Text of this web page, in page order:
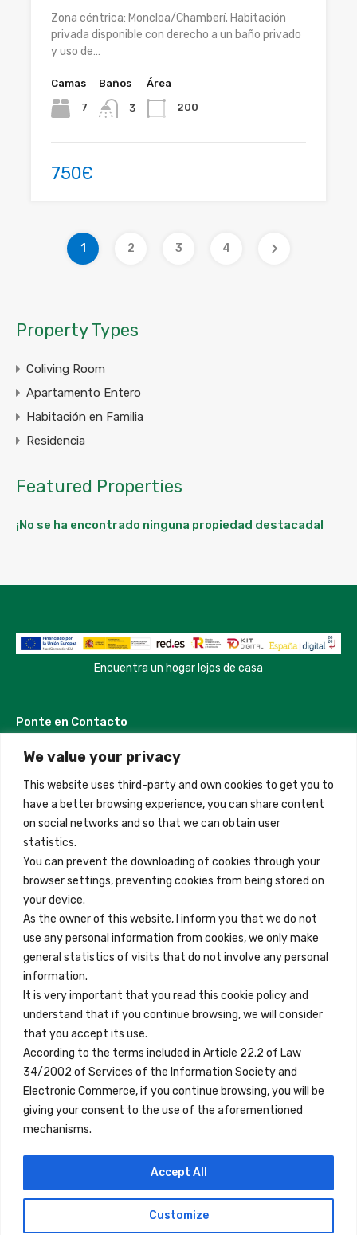
We value your privacy
This website uses third-party and own cookies to get you to
have a better browsing experience, you can share content
on social networks and so that we can obtain user
statistics.
You can prevent the downloading of cookies through your
browser settings, preventing cookies from being stored on
your device.
As the owner of this website, I inform you that we do not
use any personal information from cookies, we only make
general statistics of visits that do not involve any personal
information.
It is very important that you read this cookie policy and
understand that if you continue browsing, we will consider
that you accept its use.
According to the terms included in Article 22.2 of Law
34/2002 of Services of the Information Society and
Electronic Commerce, if you continue browsing, you will be
giving your consent to the use of the aforementioned
mechanisms.
Customize
Accept All
Zona céntrica: Moncloa/Chamberí. Habitación
privada disponible con derecho a un baño privado
y uso de…
Camas
7
Baños
3
Área
200
750Є
1 2 3 4
Property Types
Coliving Room
Apartamento Entero
Habitación en Familia
Residencia
Featured Properties
¡No se ha encontrado ninguna propiedad destacada!
Encuentra un hogar lejos de casa
Ponte en Contacto
Madrid, Spain
+34 684 39 31 82
info@innfamily.com
Enlaces Rápidos
Contacto
Nota Legal
Términos y Condiciones
Política de Privacidad
Ver Alojamientos
Accesibilidad
Blog
Ubicaciones
Copyright © 2023 Inn Family